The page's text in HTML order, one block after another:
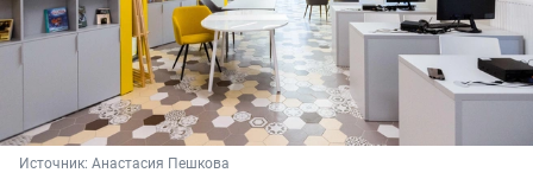
Источник: Анастасия Пешкова